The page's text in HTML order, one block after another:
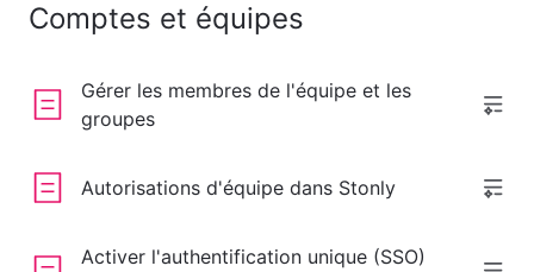
Comptes et équipes
Gérer les membres de l'équipe et les
groupes
Autorisations d'équipe dans Stonly
Activer l'authentification unique (SSO)